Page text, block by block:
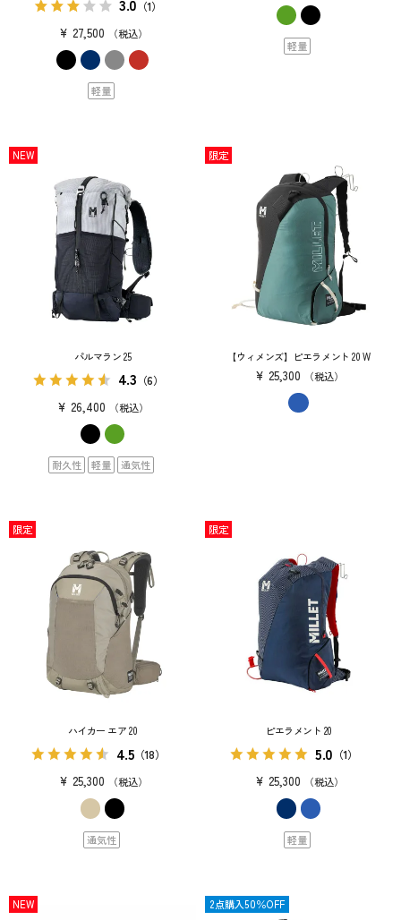
3.0 （1）
¥ 27,500 税込
軽量
軽量
パルマラン 25
4.3 （6）
¥ 26,400 税込
NEW
耐久性 軽量 通気性
【ウィメンズ】ピエラメント 20 W
¥ 25,300 税込
限定
ハイカー エア 20
4.5 （18）
¥ 25,300 税込
限定
通気性
ピエラメント 20
5.0 （1）
¥ 25,300 税込
限定
軽量
NEW 限定
2点購入50％OFF